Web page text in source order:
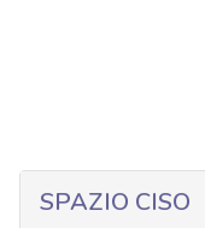
SPAZIO CISO